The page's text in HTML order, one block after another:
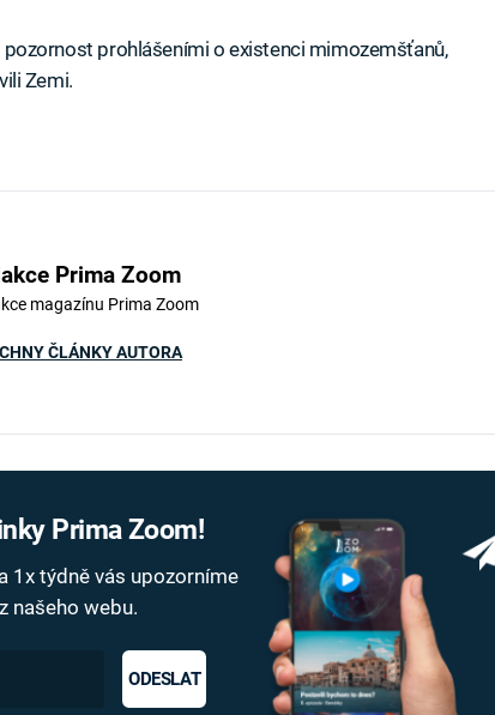
prohlášeními o existenci mimozemšťanů,
Zemi.
Prima Zoom
magazínu Prima Zoom
ČLÁNKY AUTORA
Prima Zoom!
1x týdně vás upozorníme
našeho webu.
ODESLAT